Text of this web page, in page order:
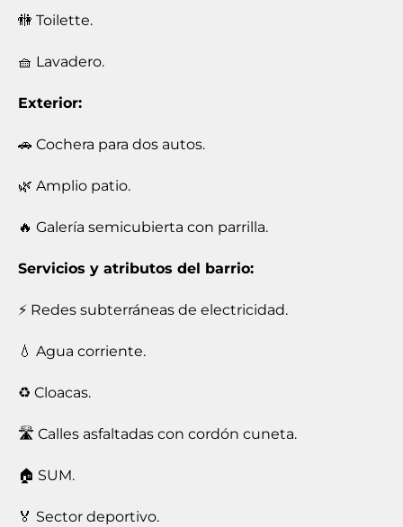
🚻 Toilette.
🧺 Lavadero.
Exterior:
🚗 Cochera para dos autos.
🌿 Amplio patio.
🔥 Galería semicubierta con parrilla.
Servicios y atributos del barrio:
⚡ Redes subterráneas de electricidad.
💧 Agua corriente.
♻️ Cloacas.
🛣️ Calles asfaltadas con cordón cuneta.
🏠 SUM.
🏅 Sector deportivo.